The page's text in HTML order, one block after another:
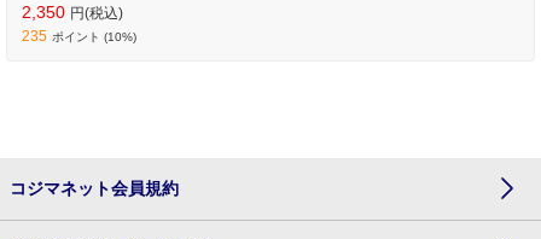
2,350 円(税込)
235 ポイント (10%)
コジマネット会員規約